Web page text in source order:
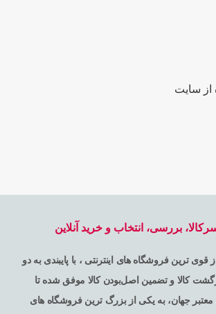
از سایت
بررسی، انتخاب و خرید آنلاین
قوی ترین فروشگاه های اینترنتی ، با پایبندی به دو
بازگشت کالا و تضمین اصل‌بودن کالا موفق شده تا
جهان، به یکی از بزرگ ترین فروشگاه های